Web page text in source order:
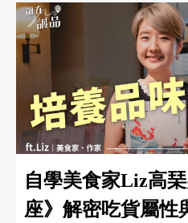
自學美食家Liz高
座》解密吃貨屬性